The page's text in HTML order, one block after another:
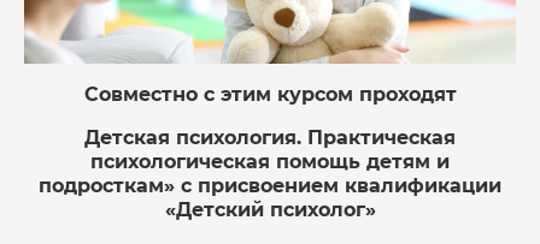
Совместно с этим курсом проходят
Детская психология. Практическая
психологическая помощь детям и
подросткам» с присвоением квалификации
«Детский психолог»